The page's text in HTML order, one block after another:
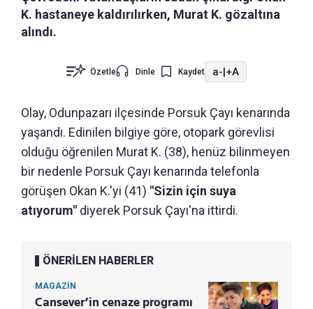
K. hastaneye kaldırılırken, Murat K. gözaltına
alındı.
Özetle Dinle Kaydet a-|+A
Olay, Odunpazarı ilçesinde Porsuk Çayı kenarında
yaşandı. Edinilen bilgiye göre, otopark görevlisi
olduğu öğrenilen Murat K. (38), henüz bilinmeyen
bir nedenle Porsuk Çayı kenarında telefonla
görüşen Okan K.'yi (41) "Sizin için suya
atıyorum" diyerek Porsuk Çayı'na ittirdi.
ÖNERİLEN HABERLER
MAGAZİN
Cansever’in cenaze programı